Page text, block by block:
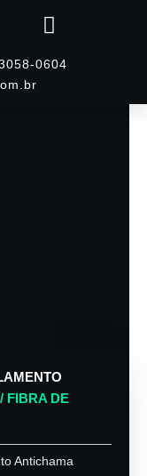
0604
FIBRA DE
Antichama